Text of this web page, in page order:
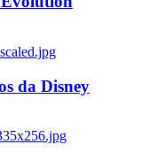
da Disney